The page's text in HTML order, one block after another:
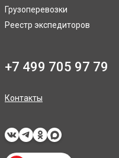
Грузоперевозки
Реестр экспедиторов
+7 499 705 97 79
Контакты